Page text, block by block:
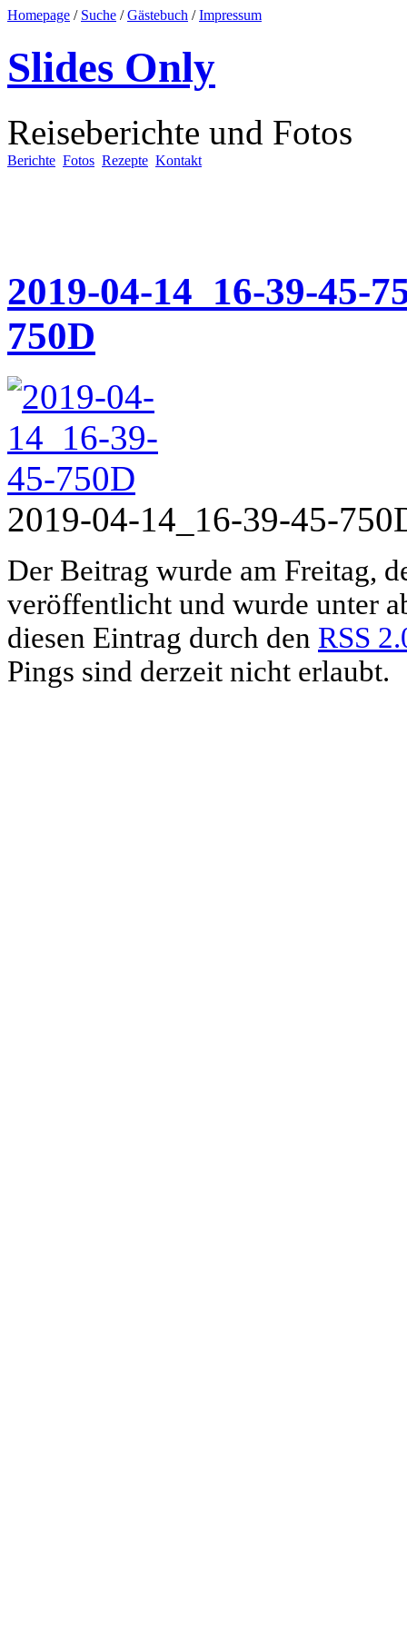
Homepage / Suche /Gästebuch /Impressum
Slides Only
Reiseberichte und Fotos
Berichte Fotos Rezepte Kontakt
2019-04-14_16-39-45-
750D
2019-04-14_16-39-45-
Der Beitrag wurde am Freitag,
veröffentlicht und wurde unter
diesen Eintrag durch den RSS
Pings sind derzeit nicht erlaubt.